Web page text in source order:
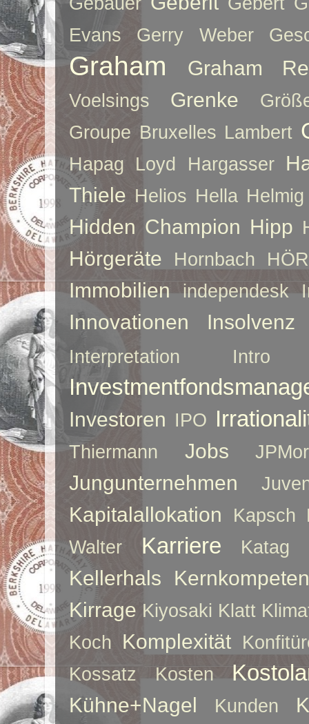
Evans
Gerry Weber
Graham Graham
Voelsings Grenke
Groupe Bruxelles Lambert
Hapag Loyd Hargasser
Thiele Helios Hella Helmig
Hidden Champion Hipp
Hörgeräte Hornbach
Immobilien independesk
Innovationen Insolvenz
Interpretation Intro
Investoren IPO
Thiermann Jobs
Jungunternehmen
Kapitalallokation Kapsch
Walter
Karriere Katag
Kellerhals
Kirrage Kiyosaki Klatt
Koch Komplexität
Kossatz
Kosten
Kühne+Nagel Kunden